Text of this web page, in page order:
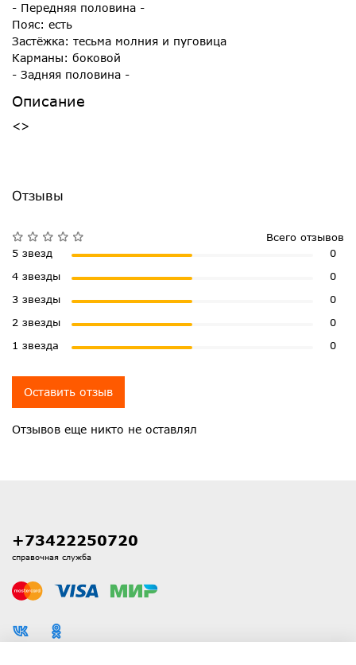
- Передняя половина -
Пояс: есть
Застёжка: тесьма молния и пуговица
Карманы: боковой
- Задняя половина -
Описание
<>
Отзывы
Отзывов еще никто не оставлял
Всего отзывов
5 звезд
0
4 звезды
0
3 звезды
0
2 звезды
0
1 звезда
0
Оставить отзыв
+73422250720
справочная служба